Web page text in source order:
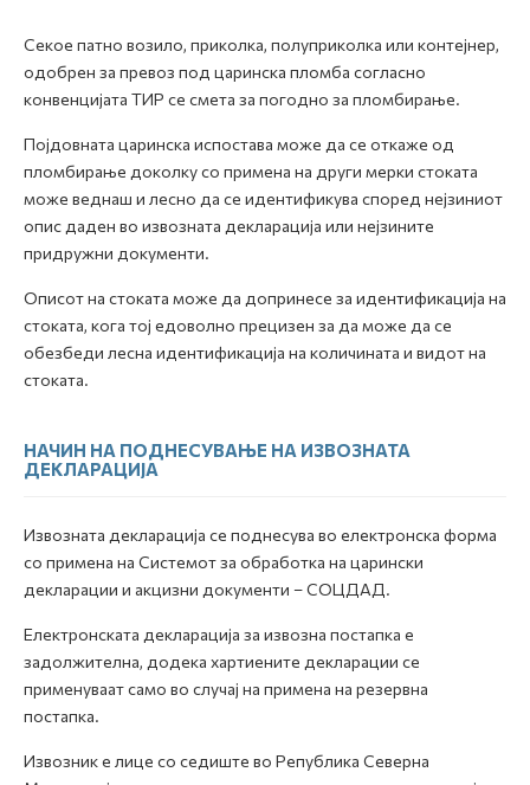
Секое патно возило, приколка, полуприколка или контејнер,
одобрен за превоз под царинска пломба согласно
конвенцијата ТИР се смета за погодно за пломбирање.
Појдовната царинска испостава може да се откаже од
пломбирање доколку со примена на други мерки стоката
може веднаш и лесно да се идентификува според нејзиниот
опис даден во извозната декларација или нејзините
придружни документи.
Описот на стоката може да допринесе за идентификација на
стоката, кога тој едоволно прецизен за да може да се
обезбеди лесна идентификација на количината и видот на
стоката.
НАЧИН НА ПОДНЕСУВАЊЕ НА ИЗВОЗНАТА
ДЕКЛАРАЦИЈА
Извозната декларација се поднесува во електронска форма
со примена на Системот за обработка на царински
декларации и акцизни документи – СОЦДАД.
Електронската декларација за извозна постапка е
задолжителна, додека хартиените декларации се
применуваат само во случај на примена на резервна
постапка.
Извозник е лице со седиште во Република Северна